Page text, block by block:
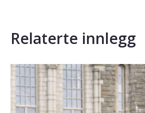
Relaterte innlegg